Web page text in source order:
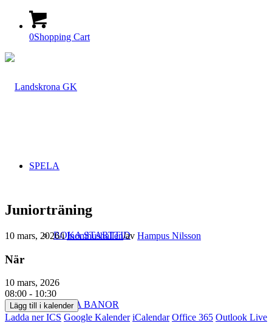
0Shopping Cart
SPELA
BOKA STARTTID
VÅRA BANOR
Juniorträning
10 mars, 2026/iInomhushallen/av Hampus Nilsson
När
10 mars, 2026
08:00 - 10:30
Lägg till i kalender
Ladda ner ICS Google Kalender iCalendar Office 365 Outlook Live